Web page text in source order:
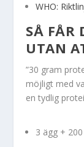
WHO:
SÅ FÅR
UTAN
”30 gram
möjligt med
en tydlig
3 ägg +